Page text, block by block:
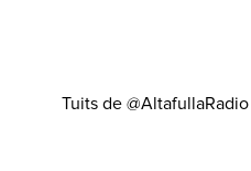
Tuits de @AltafullaRadio